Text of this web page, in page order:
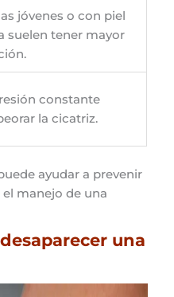
jóvenes o con piel
suelen tener mayor
constante
la cicatriz.
ayudar a prevenir
manejo de una
una